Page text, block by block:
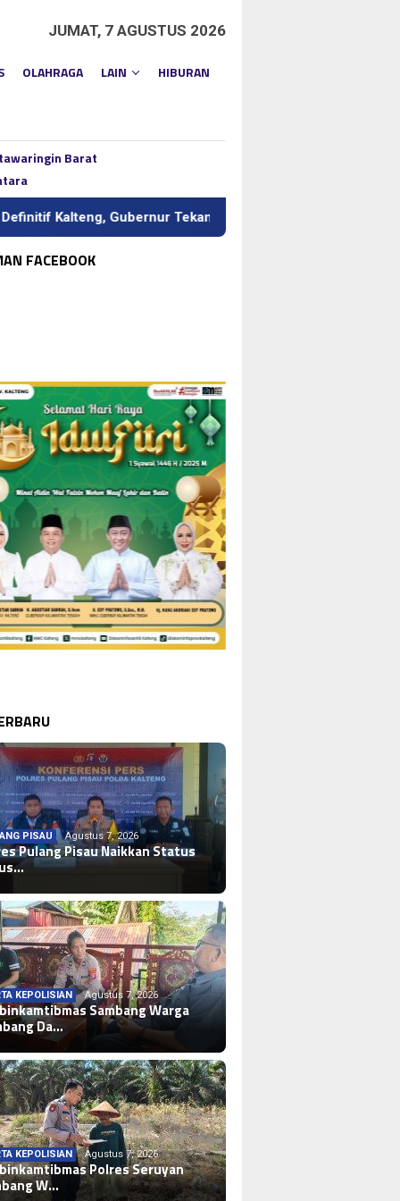
JUMAT, 7 AGUSTUS 2026
OLAHRAGA LAIN HIBURAN
Barat
Tekankan Kerja Keras dan Kolaborasi
FACEBOOK
PISAU Agustus 7, 2026
Pulang Pisau Naikkan Status
KEPOLISIAN Agustus 7, 2026
Sambang Warga
Da…
KEPOLISIAN Agustus 7, 2026
Polres Seruyan
W…